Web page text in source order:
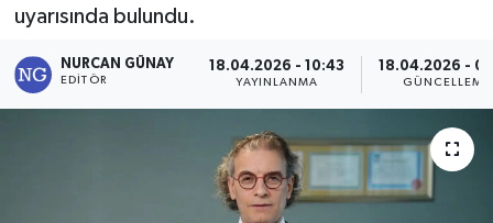
uyarısında bulundu.
NURCAN GÜNAY
EDITÖR
18.04.2026 - 10:43
YAYINLANMA
18.04.2026 -
GÜNCELLEME